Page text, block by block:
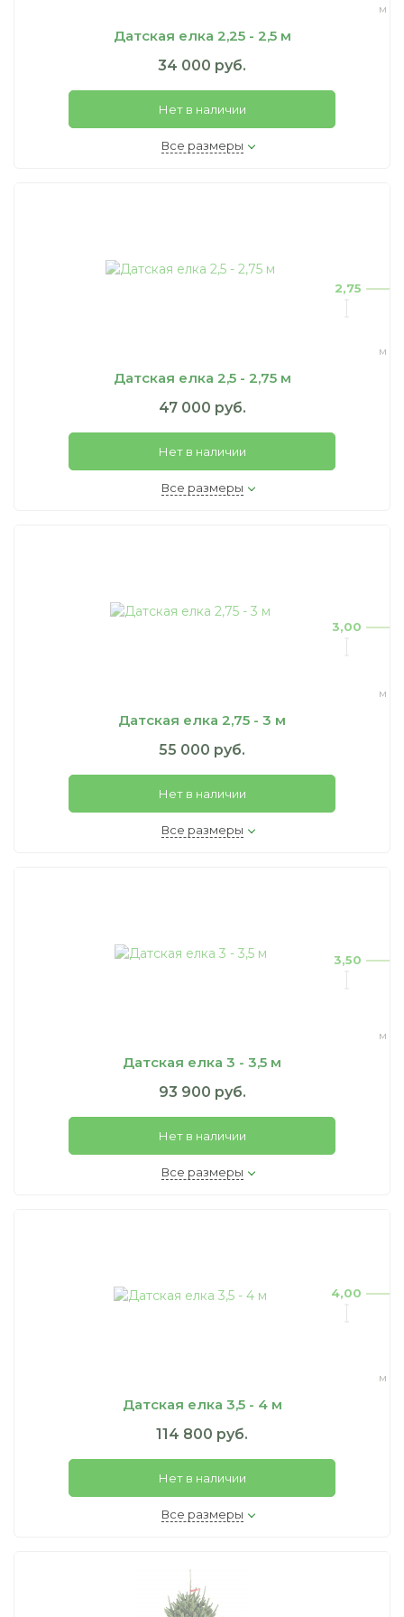
м
Датская елка 2,25 - 2,5 м
34 000 руб.
Нет в наличии
Все размеры
м
2,75
Датская елка 2,5 - 2,75 м
47 000 руб.
Нет в наличии
Все размеры
м
3,00
Датская елка 2,75 - 3 м
55 000 руб.
Нет в наличии
Все размеры
м
3,50
Датская елка 3 - 3,5 м
93 900 руб.
Нет в наличии
Все размеры
м
4,00
Датская елка 3,5 - 4 м
114 800 руб.
Нет в наличии
Все размеры